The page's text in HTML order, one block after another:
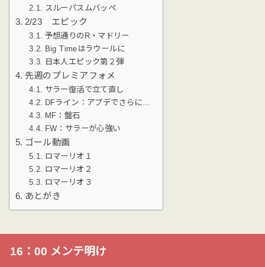
スルーパスムバッペ
2/23 エピック
予想通りのR・マドリー
Big Timeはラウールに
日本人エピック第２弾
先週のプレミアフォメ
サラー復活で立て直し
DFライン：アプデでさらに…
MF：盤石
FW：サラーが心強い
ゴール動画
ロマーリオ１
ロマーリオ２
ロマーリオ３
あとがき
16：00 メンテ明け